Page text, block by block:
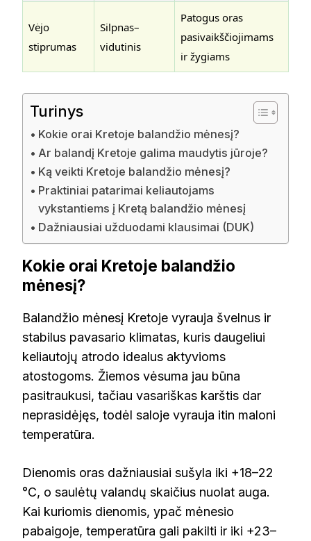
Vėjo
stiprumas
Silpnas–
vidutinis
Patogus oras
pasivaikščiojimams
ir žygiams
Turinys
Kokie orai Kretoje balandžio mėnesį?
Ar balandį Kretoje galima maudytis jūroje?
Ką veikti Kretoje balandžio mėnesį?
Praktiniai patarimai keliautojams
vykstantiems į Kretą balandžio mėnesį
Dažniausiai užduodami klausimai (DUK)
Kokie orai Kretoje balandžio
mėnesį?
Balandžio mėnesį Kretoje vyrauja švelnus ir
stabilus pavasario klimatas, kuris daugeliui
keliautojų atrodo idealus aktyvioms
atostogoms. Žiemos vėsuma jau būna
pasitraukusi, tačiau vasariškas karštis dar
neprasidėjęs, todėl saloje vyrauja itin maloni
temperatūra.
Dienomis oras dažniausiai sušyla iki +18–22
°C, o saulėtų valandų skaičius nuolat auga.
Kai kuriomis dienomis, ypač mėnesio
pabaigoje, temperatūra gali pakilti ir iki +23–